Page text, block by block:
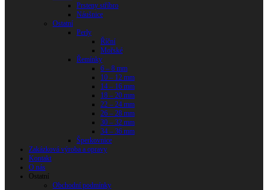
Prsteny stříbro
Náušnice
Ostatní
Perly
Říční
Mořské
Řemínky
6 – 8 mm
10 – 12 mm
14 – 16 mm
18 – 20 mm
22 – 24 mm
26 – 28 mm
30 – 32 mm
34 – 36 mm
Šperkovnice
Zakázková výroba a opravy
Kontakt
O nás
Ostatní
Obchodní podmínky